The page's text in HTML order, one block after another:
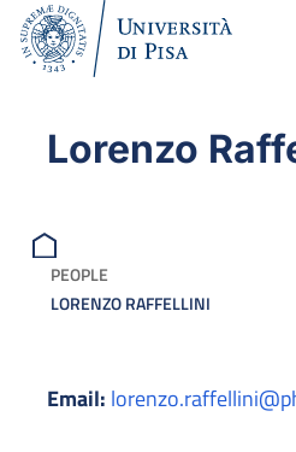
Lorenzo
PEOPLE
LORENZO RAFFELLINI
Email: